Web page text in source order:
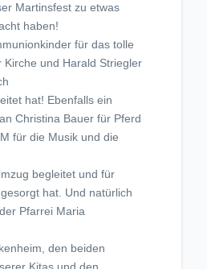
Martinsfest zu etwas
haben!
für das tolle
Kirche und Harald Striegler
hat! Ebenfalls ein
Christina Bauer für Pferd
für die Musik und die
begleitet und für
hat. Und natürlich
Pfarrei Maria
den beiden